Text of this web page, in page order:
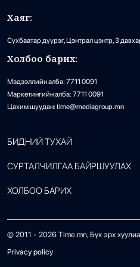
Хаяг:
Сүхбаатар дүүрэг, Цэнтрал цэнтр, 3
Холбоо барих:
Мэдээллийн алба: 7711 0091
Маркетингийн алба: 7711 0091
Цахим шуудан: time@mediagroup.mn
БИДНИЙ ТУХАЙ
СУРТАЛЧИЛГАА БАЙРШУУЛАХ
ХОЛБОО БАРИХ
© 2011 - 2026 Time.mn, Бүх эрх
Privacy policy